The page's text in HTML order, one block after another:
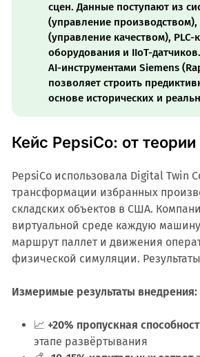
сцен. Данные поступают из
(управление производством),
(управление качеством), PLC-
оборудования и IIoT-
AI-инструментами Siemens
позволяет строить
основе исторических и
Кейс PepsiCo: от
PepsiCo использовала Digital Twin
трансформации избранных
складских объектов в США.
виртуальной среде каждую
маршрут паллет и движения
физической симуляции.
Измеримые результаты внедрения:
📈 +20% пропускная
этапе развёртывания